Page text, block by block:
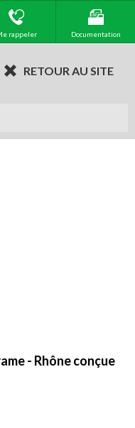
rappeler Documentation
RETOUR AU SITE
- Rhône conçue